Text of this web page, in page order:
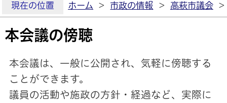
現在の位置 ホーム > 市政の情報 > 高萩市議会 >
本会議の傍聴
本会議は、一般に公開され、気軽に傍聴する
ことができます。
議員の活動や施政の方針・経過など、実際に